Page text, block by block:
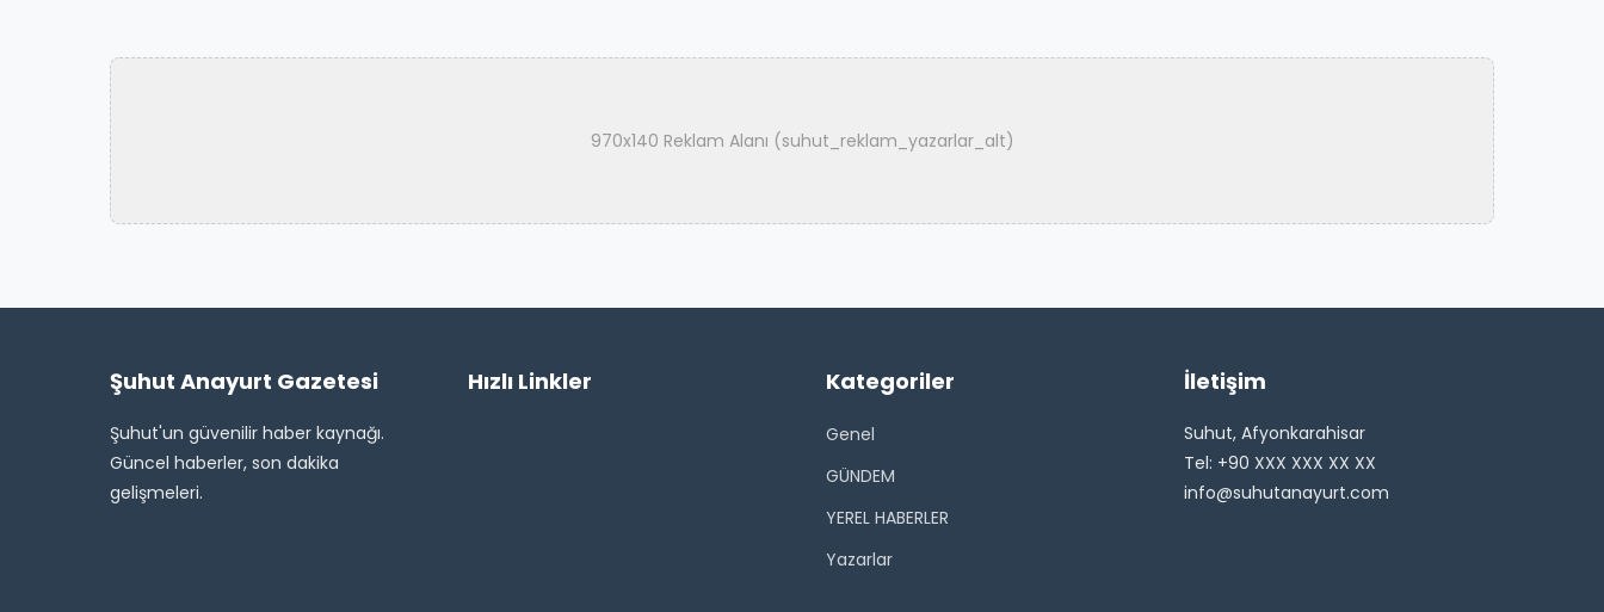
970x140 Reklam Alanı (suhut_reklam_yazarlar_alt)
Şuhut Anayurt Gazetesi
Şuhut'un güvenilir haber kaynağı.
Güncel haberler, son dakika
gelişmeleri.
Hızlı Linkler Kategoriler
Genel
GÜNDEM
YEREL HABERLER
Yazarlar
İletişim
Suhut, Afyonkarahisar
Tel: +90 XXX XXX XX XX
info@suhutanayurt.com